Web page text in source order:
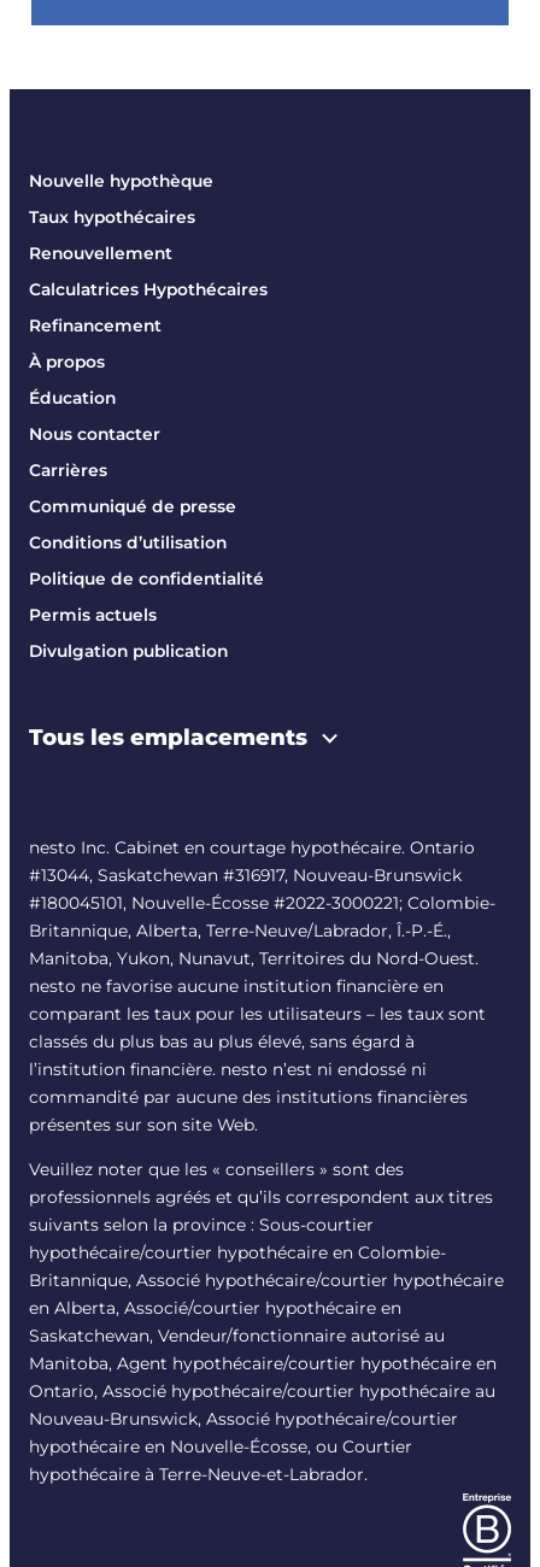
Nouvelle hypothèque
Taux hypothécaires
Renouvellement
Calculatrices Hypothécaires
Refinancement
À propos
Éducation
Nous contacter
Carrières
Communiqué de presse
Conditions d’utilisation
Politique de confidentialité
Permis actuels
Divulgation publication
Tous les emplacements
nesto Inc. Cabinet en courtage hypothécaire. Ontario
#13044, Saskatchewan #316917, Nouveau-Brunswick
#180045101, Nouvelle-Écosse #2022-3000221; Colombie-
Britannique, Alberta, Terre-Neuve/Labrador, Î.-P.-É.,
Manitoba, Yukon, Nunavut, Territoires du Nord-Ouest.
nesto ne favorise aucune institution financière en
comparant les taux pour les utilisateurs – les taux sont
classés du plus bas au plus élevé, sans égard à
l’institution financière. nesto n’est ni endossé ni
commandité par aucune des institutions financières
présentes sur son site Web.
Veuillez noter que les « conseillers » sont des
professionnels agréés et qu’ils correspondent aux titres
suivants selon la province : Sous-courtier
hypothécaire/courtier hypothécaire en Colombie-
Britannique, Associé hypothécaire/courtier hypothécaire
en Alberta, Associé/courtier hypothécaire en
Saskatchewan, Vendeur/fonctionnaire autorisé au
Manitoba, Agent hypothécaire/courtier hypothécaire en
Ontario, Associé hypothécaire/courtier hypothécaire au
Nouveau-Brunswick, Associé hypothécaire/courtier
hypothécaire en Nouvelle-Écosse, ou Courtier
hypothécaire à Terre-Neuve-et-Labrador.